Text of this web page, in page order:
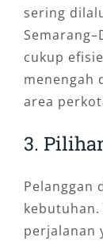
sering
cukup
menengah
area
3.
Pelanggan
perjalanan